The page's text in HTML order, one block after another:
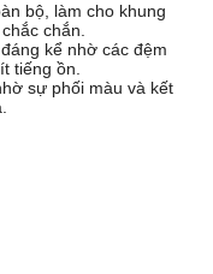
bộ, làm cho khung
chắn.
kể nhờ các đệm
tiếng ồn.
sự phối màu và kết